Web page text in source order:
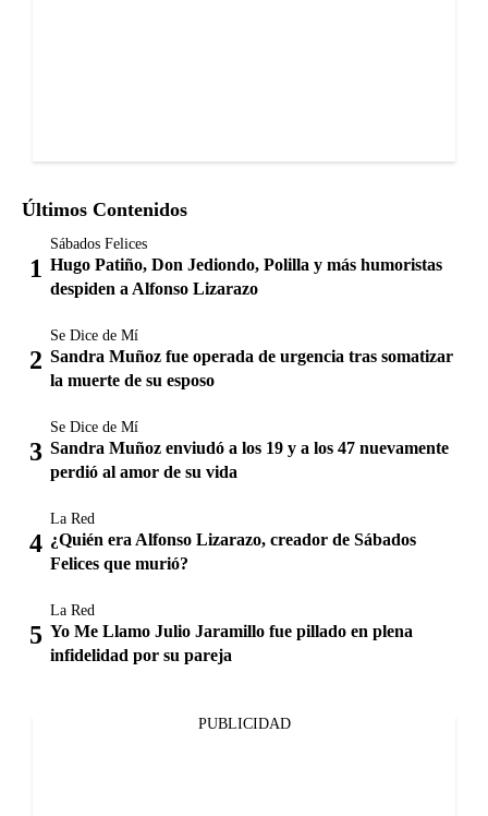
Últimos Contenidos
Sábados Felices
Hugo Patiño, Don Jediondo, Polilla y más humoristas
despiden a Alfonso Lizarazo
Se Dice de Mí
Sandra Muñoz fue operada de urgencia tras somatizar
la muerte de su esposo
Se Dice de Mí
Sandra Muñoz enviudó a los 19 y a los 47 nuevamente
perdió al amor de su vida
La Red
¿Quién era Alfonso Lizarazo, creador de Sábados
Felices que murió?
La Red
Yo Me Llamo Julio Jaramillo fue pillado en plena
infidelidad por su pareja
PUBLICIDAD